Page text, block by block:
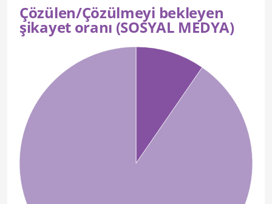
Çözülen/Çözülmeyi bekleyen
şikayet oranı (SOSYAL MEDYA)